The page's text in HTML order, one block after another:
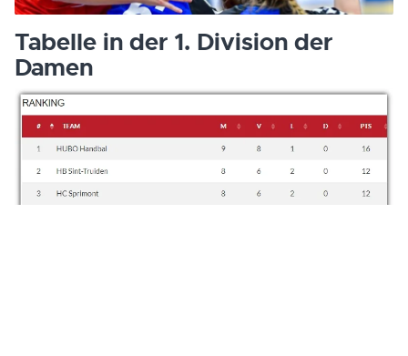
Tabelle in der 1. Division der
Damen